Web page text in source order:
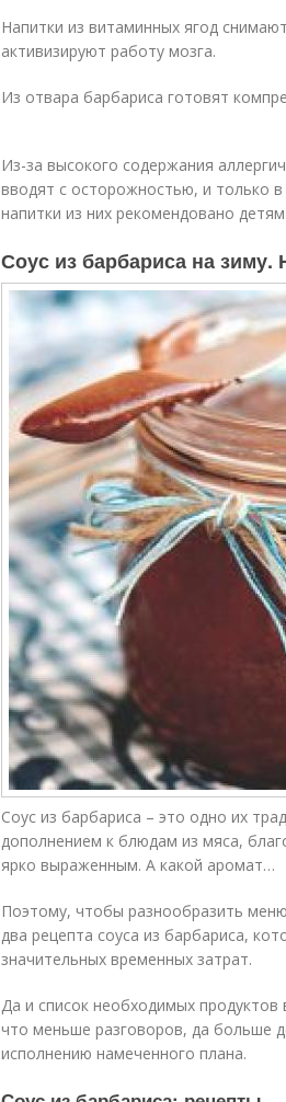
Напитки из витаминных ягод
активизируют работу мозга.
Из отвара барбариса готовят
Из-за высокого содержания
вводят с осторожностью, и только
напитки из них рекомендовано
Соус из барбариса на зиму.
Соус из барбариса – это одно их
дополнением к блюдам из мяса,
ярко выраженным. А какой аромат…
Поэтому, чтобы разнообразить
два рецепта соуса из барбариса,
значительных временных затрат.
Да и список необходимых
что меньше разговоров, да больше
исполнению намеченного плана.